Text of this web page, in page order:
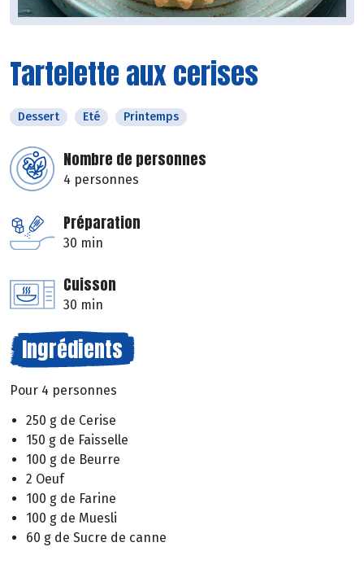
Tartelette aux cerises
Dessert Eté Printemps
Nombre de personnes
4 personnes
Préparation
30 min
Cuisson
30 min
Ingrédients
Pour 4 personnes
250 g de Cerise
150 g de Faisselle
100 g de Beurre
2 Oeuf
100 g de Farine
100 g de Muesli
60 g de Sucre de canne